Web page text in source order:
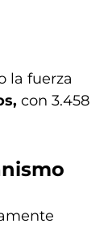
la fuerza
con 3.458